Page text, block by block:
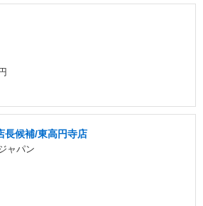
長候補/東高円寺店
ャパン